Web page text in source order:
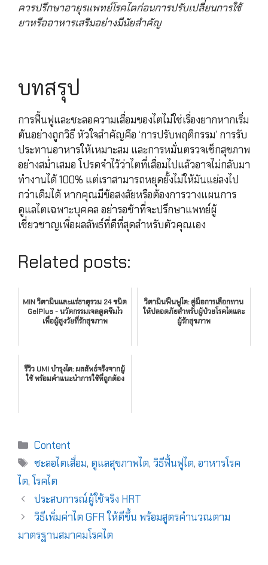
ควรปรึกษาอายุรแพทย์โรคไตก่อนการปรับเปลี่ยนการใช้
ยาหรืออาหารเสริมอย่างมีนัยสำคัญ
บทสรุป
การฟื้นฟูและชะลอความเสื่อมของไตไม่ใช่เรื่องยากหากเริ่ม
ต้นอย่างถูกวิธี หัวใจสำคัญคือ ‘การปรับพฤติกรรม’ การรับ
ประทานอาหารให้เหมาะสม และการหมั่นตรวจเช็กสุขภาพ
อย่างสม่ำเสมอ โปรดจำไว้ว่าไตที่เสื่อมไปแล้วอาจไม่กลับมา
ทำงานได้ 100% แต่เราสามารถหยุดยั้งไม่ให้มันแย่ลงไป
กว่าเดิมได้ หากคุณมีข้อสงสัยหรือต้องการวางแผนการ
ดูแลไตเฉพาะบุคคล อย่ารอช้าที่จะปรึกษาแพทย์ผู้
เชี่ยวชาญเพื่อผลลัพธ์ที่ดีที่สุดสำหรับตัวคุณเอง
Related posts:
MIN วิตามินและแร่ธาตุรวม 24 ชนิด
GelPlus - นวัตกรรมเจลดูดซึมไว
เพื่อผู้สูงวัยที่รักสุขภาพ
วิตามินฟื้นฟูไต: คู่มือการเลือกทาน
ให้ปลอดภัยสำหรับผู้ป่วยโรคไตและ
ผู้รักสุขภาพ
รีวิว UMI บำรุงไต: ผลลัพธ์จริงจากผู้
ใช้ พร้อมคำแนะนำการใช้ที่ถูกต้อง
Content
ชะลอไตเสื่อม, ดูแลสุขภาพไต,วิธีฟื้นฟูไต,อาหารโรค
ไต,โรคไต
ประสบการณ์ผู้ใช้จริง HRT
วิธีเพิ่มค่าไต GFR ให้ดีขึ้น พร้อมสูตรคำนวณตาม
มาตรฐานสมาคมโรคไต